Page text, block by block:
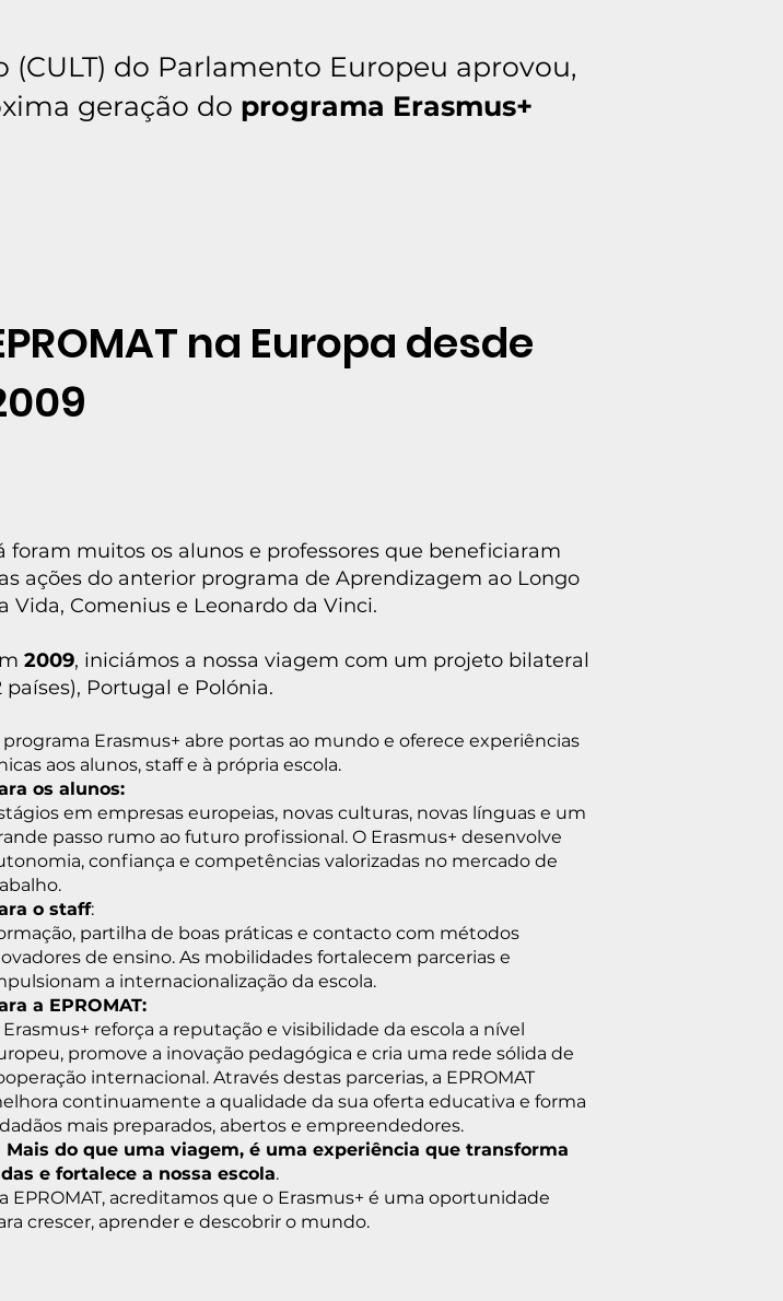
do Parlamento Europeu aprovou,
geração do programa Erasmus+
na Europa desde
foram muitos os alunos e professores que beneficiaram
ações do anterior programa de Aprendizagem ao Longo
Vida, Comenius e Leonardo da Vinci.
2009, iniciámos a nossa viagem com um projeto bilateral
países), Portugal e Polónia.
programa Erasmus+ abre portas ao mundo e oferece experiências
aos alunos, staff e à própria escola.
os alunos:
em empresas europeias, novas culturas, novas línguas e um
passo rumo ao futuro profissional. O Erasmus+ desenvolve
confiança e competências valorizadas no mercado de
o staff:
partilha de boas práticas e contacto com métodos
de ensino. As mobilidades fortalecem parcerias e
a internacionalização da escola.
a EPROMAT:
Erasmus+ reforça a reputação e visibilidade da escola a nível
promove a inovação pedagógica e cria uma rede sólida de
internacional. Através destas parcerias, a EPROMAT
continuamente a qualidade da sua oferta educativa e forma
mais preparados, abertos e empreendedores.
Mais do que uma viagem, é uma experiência que transforma
e fortalece a nossa escola.
EPROMAT, acreditamos que o Erasmus+ é uma oportunidade
crescer, aprender e descobrir o mundo.